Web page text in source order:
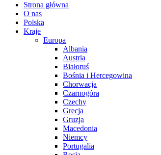
Strona główna
O nas
Polska
Kraje
Europa
Albania
Austria
Białoruś
Bośnia i Hercegowina
Chorwacja
Czarnogóra
Czechy
Grecja
Gruzja
Macedonia
Niemcy
Portugalia